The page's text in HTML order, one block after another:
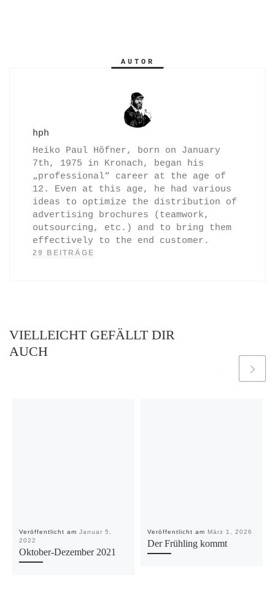
AUTOR
hph
Heiko Paul Höfner, born on January
7th, 1975 in Kronach, began his
„professional“ career at the age of
12. Even at this age, he had various
ideas to optimize the distribution of
advertising brochures (teamwork,
outsourcing, etc.) and to bring them
effectively to the end customer.
29 BEITRÄGE
VIELLEICHT GEFÄLLT DIR
AUCH
Veröffentlicht amJanuar 5,
2022
Oktober-Dezember 2021
Veröffentlicht am März 1, 2026
Der Frühling kommt